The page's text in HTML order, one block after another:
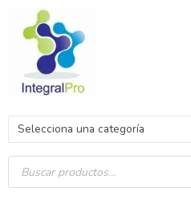
contenido
Selecciona una categoría
Búsqueda
productos